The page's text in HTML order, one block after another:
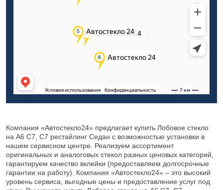
Компания «Автостекло24» предлагает купить Лобовое стекло
на A6 C7, C7 рестайлинг Седан с возможностью установки в
нашем сервисном центре. Реализуем ассортимент
оригинальных и аналоговых стекол разных ценовых категорий,
гарантируем качество вклейки (предоставляем долгосрочные
гарантии на работу). Компания «Автостекло24» – это высокий
уровень сервиса, выгодные цены и предоставление услуг под